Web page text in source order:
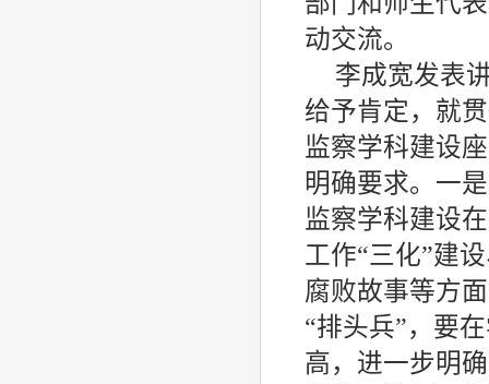
动交流。
李成宽发表
给予肯定，就
监察学科建设
明确要求。一
监察学科建设
工作“三化”建
腐败故事等方
“排头兵”，要
高，进一步明